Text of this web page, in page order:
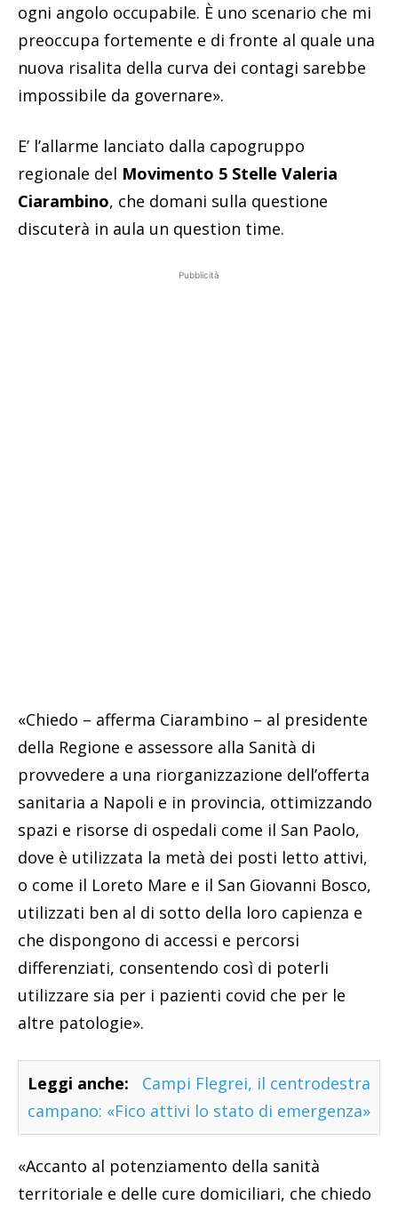
ogni angolo occupabile. È uno scenario che mi
preoccupa fortemente e di fronte al quale una
nuova risalita della curva dei contagi sarebbe
impossibile da governare».
E’ l’allarme lanciato dalla capogruppo
regionale del Movimento 5 Stelle Valeria
Ciarambino, che domani sulla questione
discuterà in aula un question time.
Pubblicità
«Chiedo – afferma Ciarambino – al presidente
della Regione e assessore alla Sanità di
provvedere a una riorganizzazione dell’offerta
sanitaria a Napoli e in provincia, ottimizzando
spazi e risorse di ospedali come il San Paolo,
dove è utilizzata la metà dei posti letto attivi,
o come il Loreto Mare e il San Giovanni Bosco,
utilizzati ben al di sotto della loro capienza e
che dispongono di accessi e percorsi
differenziati, consentendo così di poterli
utilizzare sia per i pazienti covid che per le
altre patologie».
Leggi anche:
Campi Flegrei, il centrodestra
campano: «Fico attivi lo stato di emergenza»
«Accanto al potenziamento della sanità
territoriale e delle cure domiciliari, che chiedo